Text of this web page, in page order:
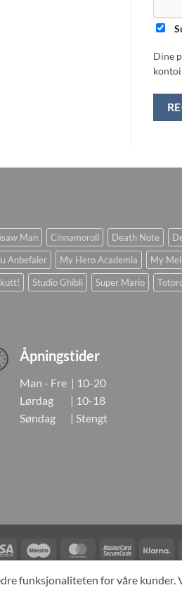
Dine
Man Cinnamoroll Death Note
Anbefaler My Hero Academia My
Studio Ghibli Super Mario
Åpningstider
Man - Fre | 10-20
Lørdag | 10-18
Søndag | Stengt
Visa
Electron
Maestro MasterCard
2
KONTAKT OSS OM OSS
funksjonaliteten for våre kunder.